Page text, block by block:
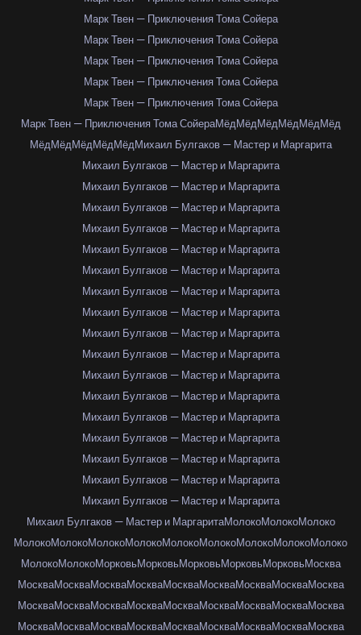
Марк Твен — Приключения Тома Сойера
Марк Твен — Приключения Тома Сойера
Марк Твен — Приключения Тома Сойера
Марк Твен — Приключения Тома Сойера
Марк Твен — Приключения Тома Сойера
Марк Твен — Приключения Тома СойераМёдМёдМёдМёдМёдМёд
МёдМёдМёдМёдМёдМихаил Булгаков — Мастер и Маргарита
Михаил Булгаков — Мастер и Маргарита
Михаил Булгаков — Мастер и Маргарита
Михаил Булгаков — Мастер и Маргарита
Михаил Булгаков — Мастер и Маргарита
Михаил Булгаков — Мастер и Маргарита
Михаил Булгаков — Мастер и Маргарита
Михаил Булгаков — Мастер и Маргарита
Михаил Булгаков — Мастер и Маргарита
Михаил Булгаков — Мастер и Маргарита
Михаил Булгаков — Мастер и Маргарита
Михаил Булгаков — Мастер и Маргарита
Михаил Булгаков — Мастер и Маргарита
Михаил Булгаков — Мастер и Маргарита
Михаил Булгаков — Мастер и Маргарита
Михаил Булгаков — Мастер и Маргарита
Михаил Булгаков — Мастер и Маргарита
Михаил Булгаков — Мастер и Маргарита
Михаил Булгаков — Мастер и МаргаритаМолокоМолокоМолоко
МолокоМолокоМолокоМолокоМолокоМолокоМолокоМолокоМолоко
МолокоМолокоМорковьМорковьМорковьМорковьМорковьМосква
МоскваМоскваМоскваМоскваМоскваМоскваМоскваМоскваМосква
МоскваМоскваМоскваМоскваМоскваМоскваМоскваМоскваМосква
МоскваМоскваМоскваМоскваМоскваМоскваМоскваМоскваМосква